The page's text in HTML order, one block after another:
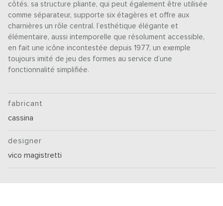
côtés. sa structure pliante, qui peut également être utilisée
comme séparateur, supporte six étagères et offre aux
charnières un rôle central. l’esthétique élégante et
élémentaire, aussi intemporelle que résolument accessible,
en fait une icône incontestée depuis 1977, un exemple
toujours imité de jeu des formes au service d’une
fonctionnalité simplifiée.
fabricant
cassina
designer
vico magistretti